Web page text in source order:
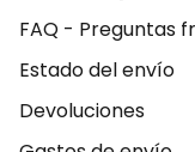
FAQ - Preguntas
Estado del envío
Devoluciones